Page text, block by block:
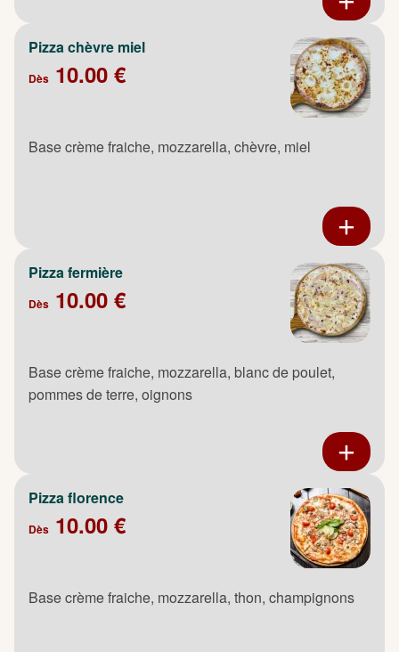
Pizza chèvre miel
Dès 10.00 €
Base crème fraiche, mozzarella, chèvre, miel
Pizza fermière
Dès 10.00 €
Base crème fraiche, mozzarella, blanc de poulet,
pommes de terre, oignons
Pizza florence
Dès 10.00 €
Base crème fraiche, mozzarella, thon, champignons